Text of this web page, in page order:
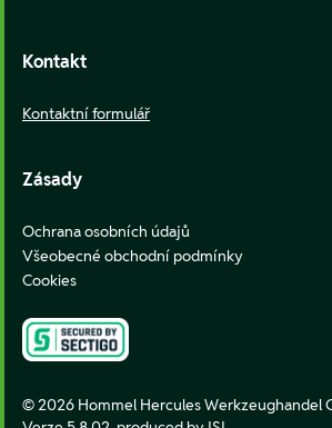
Kontakt
Kontaktní formulář
Zásady
Ochrana osobních údajů
Všeobecné obchodní podmínky
Cookies
© 2026 Hommel Hercules Werkzeughandel